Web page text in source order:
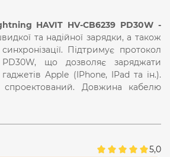
HAVIT HV-CB6239 PD30W -
та надійної зарядки, а також
Підтримує протокол
що дозволяє заряджати
гаджетів Apple (IPhone, IPad та ін.).
Довжина кабелю
5,0